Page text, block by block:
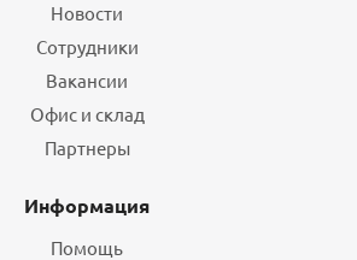
Новости
Сотрудники
Вакансии
Офис и склад
Партнеры
Информация
Помощь